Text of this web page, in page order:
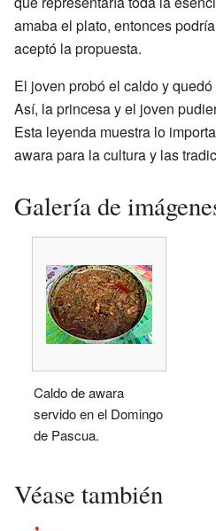
amaba el plato, entonces
aceptó la propuesta.
El joven probó el caldo y
Así, la princesa y el joven
Esta leyenda muestra lo
awara para la cultura y las
Galería de
Caldo de awara
servido en el Domingo
de Pascua.
Véase también